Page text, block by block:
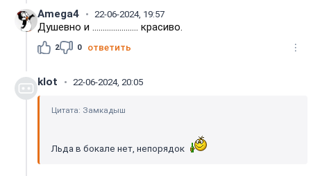
Amega4 22-06-2024, 19:57
Душевно и ...................... красиво.
2 0 ответить
klot 22-06-2024, 20:05
Цитата: Замкадыш
Льда в бокале нет, непорядок